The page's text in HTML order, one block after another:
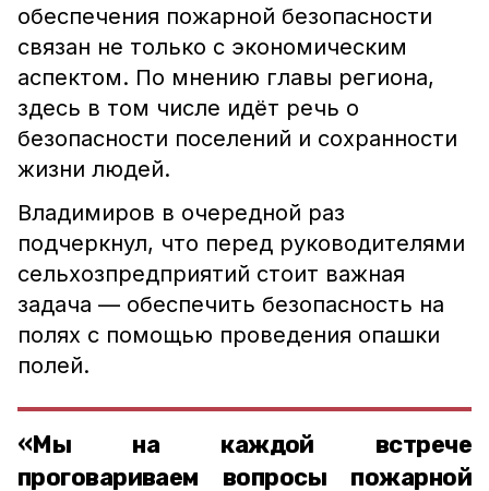
обеспечения пожарной безопасности
связан не только с экономическим
аспектом. По мнению главы региона,
здесь в том числе идёт речь о
безопасности поселений и сохранности
жизни людей.
Владимиров в очередной раз
подчеркнул, что перед руководителями
сельхозпредприятий стоит важная
задача — обеспечить безопасность на
полях с помощью проведения опашки
полей.
«Мы на каждой встрече
проговариваем вопросы пожарной